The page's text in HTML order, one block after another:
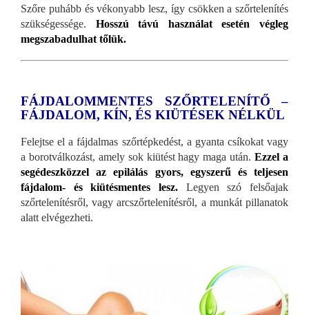
Szőre puhább és vékonyabb lesz, így csökken a szőrtelenítés
szükségessége. Hosszú távú használat esetén végleg
megszabadulhat tőlük.
FÁJDALOMMENTES SZŐRTELENÍTŐ –
FÁJDALOM, KÍN, ÉS KIÜTÉSEK NÉLKÜL
Felejtse el a fájdalmas szőrtépkedést, a gyanta csíkokat vagy
a borotválkozást, amely sok kiütést hagy maga után.Ezzel a
segédeszközzel az epilálás gyors, egyszerű és teljesen
fájdalom- és kiütésmentes lesz. Legyen szó felsőajak
szőrtelenítésről, vagy arcszőrtelenítésről, a munkát pillanatok
alatt elvégezheti.